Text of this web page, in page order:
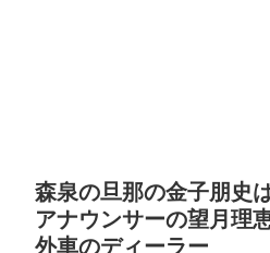
森泉の旦那の金子朋史
アナウンサーの望月理
外車のディーラー